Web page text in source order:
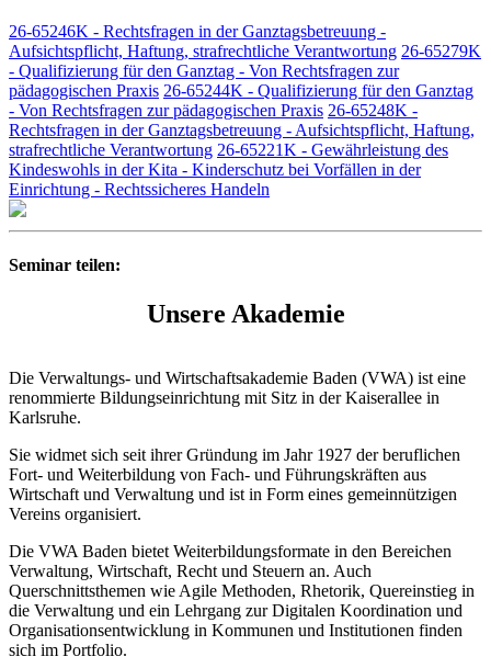
26-65246K - Rechtsfragen in der Ganztagsbetreuung -
Aufsichtspflicht, Haftung, strafrechtliche Verantwortung 26-65279K
- Qualifizierung für den Ganztag - Von Rechtsfragen zur
pädagogischen Praxis 26-65244K - Qualifizierung für den Ganztag
- Von Rechtsfragen zur pädagogischen Praxis 26-65248K -
Rechtsfragen in der Ganztagsbetreuung - Aufsichtspflicht, Haftung,
strafrechtliche Verantwortung 26-65221K - Gewährleistung des
Kindeswohls in der Kita - Kinderschutz bei Vorfällen in der
Einrichtung - Rechtssicheres Handeln
Seminar teilen:
Unsere Akademie
Die Verwaltungs- und Wirtschaftsakademie Baden (VWA) ist eine
renommierte Bildungseinrichtung mit Sitz in der Kaiserallee in
Karlsruhe.
Sie widmet sich seit ihrer Gründung im Jahr 1927 der beruflichen
Fort- und Weiterbildung von Fach- und Führungskräften aus
Wirtschaft und Verwaltung und ist in Form eines gemeinnützigen
Vereins organisiert.
Die VWA Baden bietet Weiterbildungsformate in den Bereichen
Verwaltung, Wirtschaft, Recht und Steuern an. Auch
Querschnittsthemen wie Agile Methoden, Rhetorik, Quereinstieg in
die Verwaltung und ein Lehrgang zur Digitalen Koordination und
Organisationsentwicklung in Kommunen und Institutionen finden
sich im Portfolio.